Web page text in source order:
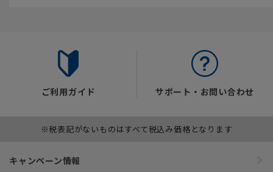
ご利用ガイド サポート・お問い合わせ
※税表記がないものはすべて税込み価格となります
キャンペーン情報